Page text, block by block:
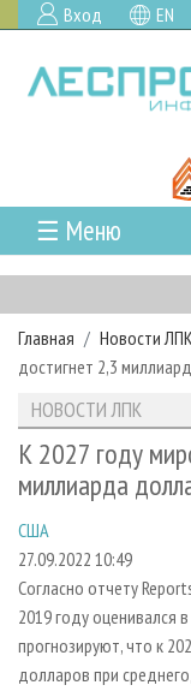
Вход EN
☰ Меню
ГЛАВНАЯ
РУБРИКИ И ТЕМЫ
РУБРИКИ ЖУРНАЛА
ЛЕСОЗАГОТОВКА
ЛЕСОПИЛЕНИЕ
СУШКА ДРЕВЕСИНЫ
ПРОИЗВОДСТВО
ДЕРЕВЯННОЕ
ПРОИЗВОДСТВО
НОВОСТИ
НОВОСТИ ЛПК
НОВОСТИ
ПРОЕКТЫ ЛПИ
АНАЛИТИКА
ПРЕДПРИЯТИЯ
ПЕРСОНЫ
МОБИЛЬНЫЕ
ОФИЦИАЛЬНЫЕ
ПРИОРИТЕТНЫЕ
АРХИВ
АРХИВ
О ЖУРНАЛЕ
КОНТАКТЫ
РЕКЛАМОДАТЕЛЯМ
РЕКЛАМА
РЕКЛАМА НА
Главная Новости ЛПК
достигнет 2,3
НОВОСТИ ЛПК
К 2027 году
миллиарда
США
27.09.2022 10:49
Согласно отчету
2019 году оценивался
прогнозируют, что к
долларов при